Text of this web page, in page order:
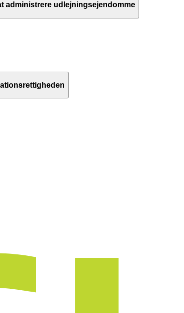
administrere udlejningsejendomme